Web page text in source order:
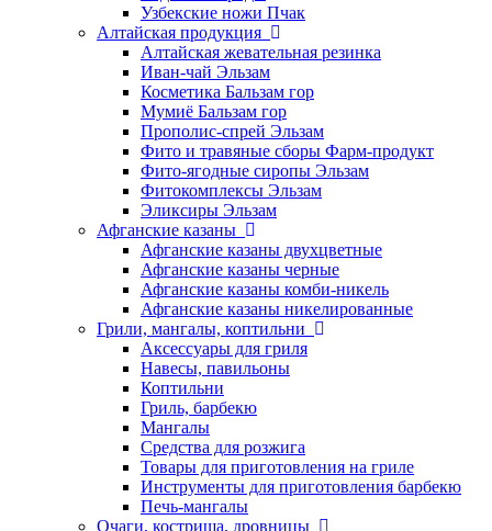
Узбекские ножи Пчак
Алтайская продукция
Алтайская жевательная резинка
Иван-чай Эльзам
Косметика Бальзам гор
Мумиё Бальзам гор
Прополис-спрей Эльзам
Фито и травяные сборы Фарм-продукт
Фито-ягодные сиропы Эльзам
Фитокомплексы Эльзам
Эликсиры Эльзам
Афганские казаны
Афганские казаны двухцветные
Афганские казаны черные
Афганские казаны комби-никель
Афганские казаны никелированные
Грили, мангалы, коптильни
Аксессуары для гриля
Навесы, павильоны
Коптильни
Гриль, барбекю
Мангалы
Средства для розжига
Товары для приготовления на гриле
Инструменты для приготовления барбекю
Печь-мангалы
Очаги, кострища, дровницы